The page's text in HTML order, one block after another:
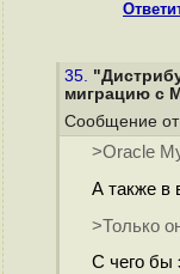
35.
миграцию с
Сообщение от
>Oracle
А также в
>Только
С чего бы